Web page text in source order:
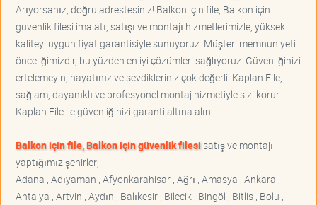
Arıyorsanız, doğru adrestesiniz! Balkon için file, Balkon için
güvenlik filesi imalatı, satışı ve montajı hizmetlerimizle, yüksek
kaliteyi uygun fiyat garantisiyle sunuyoruz. Müşteri memnuniyeti
önceliğimizdir, bu yüzden en iyi çözümleri sağlıyoruz. Güvenliğinizi
ertelemeyin, hayatınız ve sevdikleriniz çok değerli. Kaplan File,
sağlam, dayanıklı ve profesyonel montaj hizmetiyle sizi korur.
Kaplan File ile güvenliğinizi garanti altına alın!
Balkon için file, Balkon için güvenlik filesisatış ve montajı
yaptığımız şehirler;
Adana , Adıyaman , Afyonkarahisar , Ağrı , Amasya , Ankara ,
Antalya , Artvin , Aydın , Balıkesir , Bilecik , Bingöl , Bitlis , Bolu ,